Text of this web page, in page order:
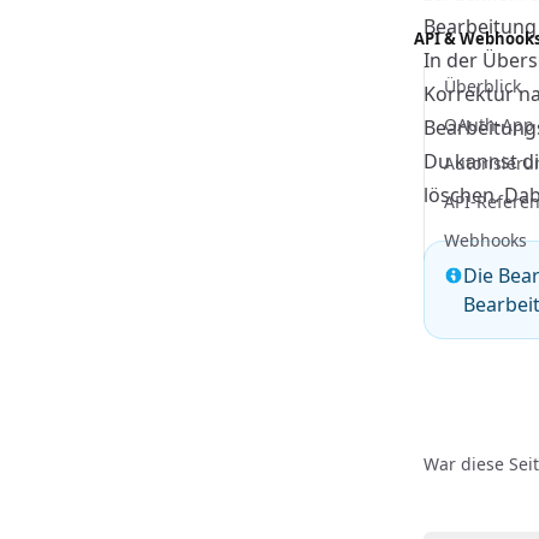
API &
Überblick
OAuth-
API-
Webhooks
In der
Korrektur
Du kannst
löschen.
Die
War diese